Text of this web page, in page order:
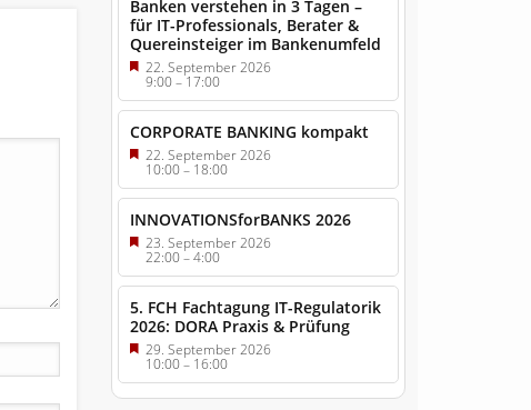
Banken verstehen in 3 Tagen –
für IT-Professionals, Berater &
Quereinsteiger im Bankenumfeld
22. September 2026
9:00–17:00
CORPORATE BANKING kompakt
22. September 2026
10:00– 18:00
INNOVATIONSforBANKS 2026
23. September 2026
22:00–4:00
5. FCH Fachtagung IT-Regulatorik
2026: DORA Praxis & Prüfung
29. September 2026
10:00– 16:00